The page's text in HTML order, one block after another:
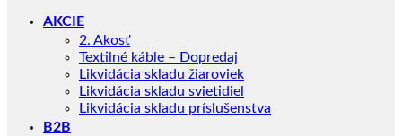
AKCIE
2. Akosť
Textilné káble – Dopredaj
Likvidácia skladu žiaroviek
Likvidácia skladu svietidiel
Likvidácia skladu príslušenstva
B2B